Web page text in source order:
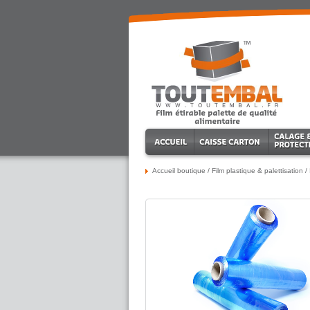
Accueil boutique / Film plastique & palettisation /